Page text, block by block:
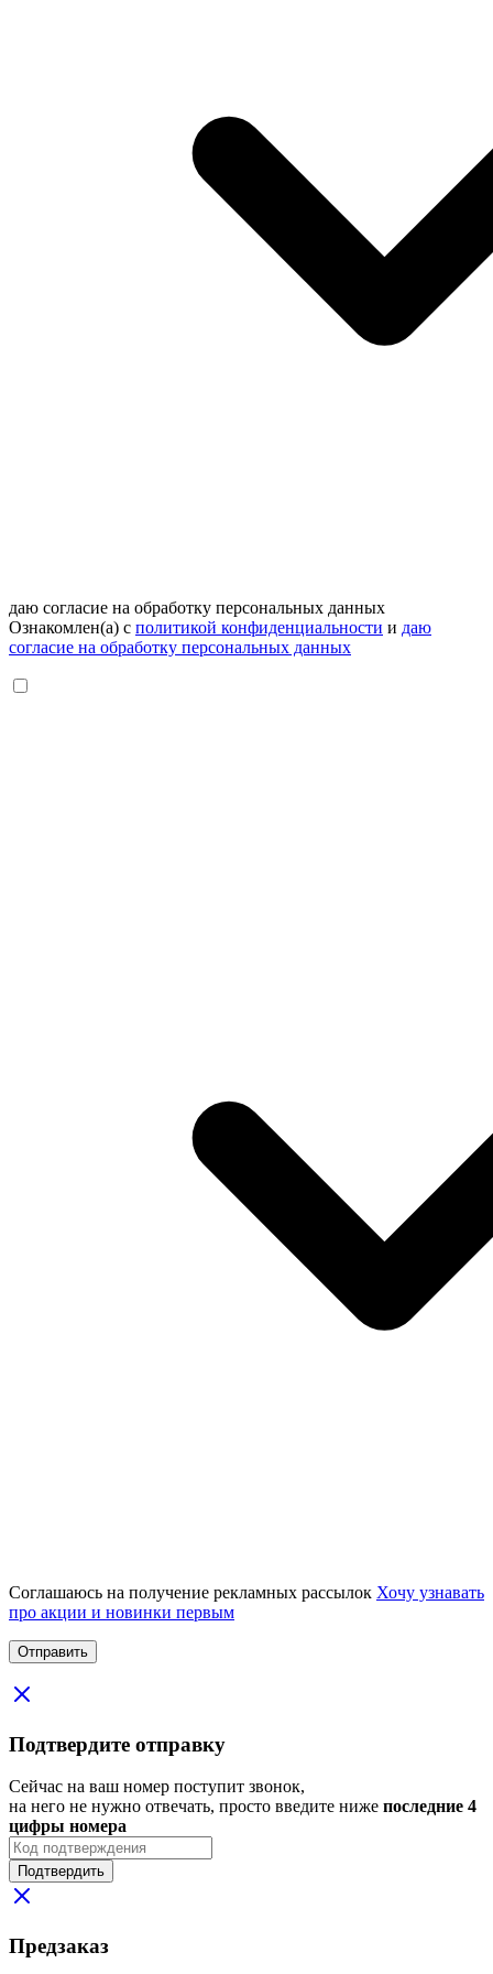
даю согласие на обработку персональных данных
Ознакомлен(а) с политикой конфиденциальности и даю
согласие на обработку персональных данных
Соглашаюсь на получение рекламных рассылок Хочу узнавать
про акции и новинки первым
Подтвердите отправку
Сейчас на ваш номер поступит звонок,
на него не нужно отвечать, просто введите ниже последние 4
цифры номера
Подтвердить
Предзаказ